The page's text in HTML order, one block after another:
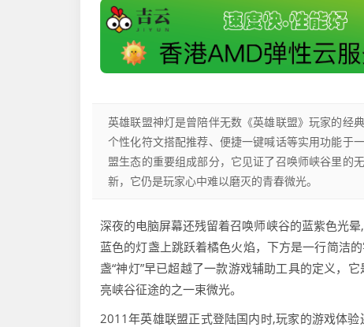
英雄联盟神灯是曾陪伴无数《英雄联盟》玩家的经
个性化符文搭配推荐、便捷一键喊话等实用功能于
盟生态的重要组成部分，它见证了召唤师峡谷里的
新，它仍是玩家心中难以磨灭的青春微光。
深夜的电脑屏幕还残留着召唤师峡谷的蓝紫色光
蓝色的灯盏上跳跃着橘色火焰，下方是一行简洁
盏“神灯”早已超越了一款游戏辅助工具的定义，
亮峡谷征途的之一束微光。
2011年英雄联盟正式登陆国内时,玩家的游戏体